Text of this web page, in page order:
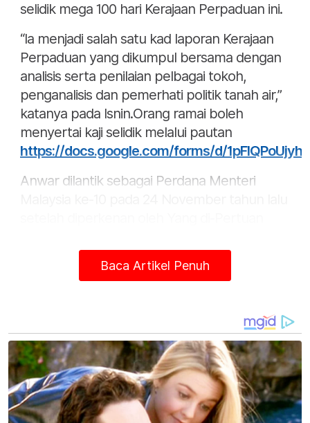
selidik mega 100 hari Kerajaan Perpaduan ini.
“Ia menjadi salah satu kad laporan Kerajaan
Perpaduan yang dikumpul bersama dengan
analisis serta penilaian pelbagai tokoh,
penganalisis dan pemerhati politik tanah air,”
katanya pada Isnin.Orang ramai boleh
menyertai kaji selidik melalui pautan
https://docs.google.com/forms/d/
Anwar dilantik sebagai Perdana Menteri
Mustafa Billah Shah.
Baca Artikel Penuh